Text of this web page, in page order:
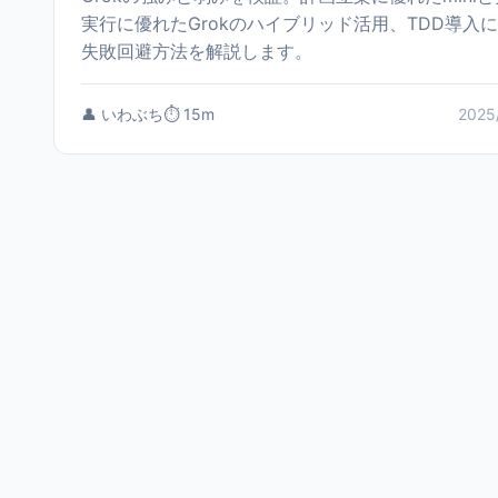
実行に優れたGrokのハイブリッド活用、TDD導入
失敗回避方法を解説します。
👤 いわぶち⏱️ 15m